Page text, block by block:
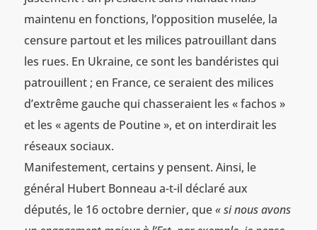
maintenu en fonctions, l’opposition muselée, la
censure partout et les milices patrouillant dans
les rues. En Ukraine, ce sont les bandéristes qui
patrouillent ; en France, ce seraient des milices
d’extrême gauche qui chasseraient les « fachos »
et les « agents de Poutine », et on interdirait les
réseaux sociaux.
Manifestement, certains y pensent. Ainsi, le
général Hubert Bonneau a-t-il déclaré aux
députés, le 16 octobre dernier, que« si nous avons